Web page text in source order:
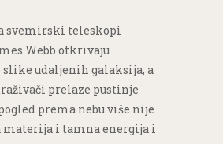
svemirski teleskopi
Webb otkrivaju
slike udaljenih galaksija, a
prelaze pustinje
prema nebu više nije
materija i tamna energija i